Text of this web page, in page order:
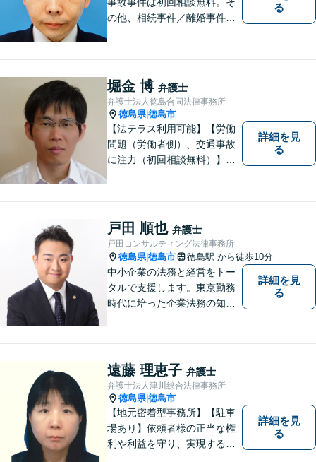
の他、相続事件／離婚事件／
室対応でプライバシーが守ら
れます。【無料駐車場】
る
堀金 博 弁護士
弁護士法人徳島合同法律事務所
徳島県|徳島市
【法テラス利用可能】【労働
問題（労働者側）、交通事故
に注力（初回相談無料）】市
貸借/消費者問題/離婚/相続/債
務整理など）を中心に、社会
的事件にも対応いたします。
お気軽にご相談ください。
詳細を見
る
戸田 順也 弁護士
戸田コンサルティング法律事務所
徳島県|徳島市 徳島駅 から徒歩10分
中小企業の法務と経営をトー
タルで支援します。東京勤務
時代に培った企業法務の知見
す。
詳細を見
る
遠藤 理恵子 弁護士
弁護士法人津川総合法律事務所
徳島県|徳島市
【地元密着型事務所】【駐車
場あり】依頼者様の正当な権
利や利益を守り、実現するた
詳細を見
る